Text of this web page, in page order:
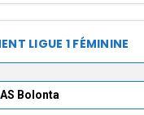
LIGUE 1 FÉMININE
AS Bolonta